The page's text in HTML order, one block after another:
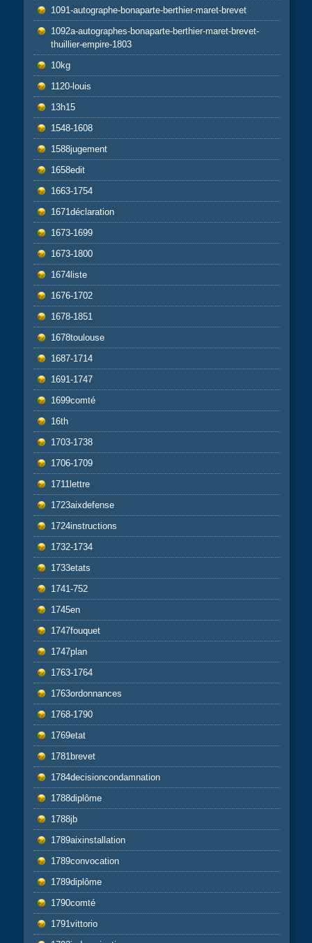
1091-autographe-bonaparte-berthier-maret-brevet
1092a-autographes-bonaparte-berthier-maret-brevet-
thuillier-empire-1803
10kg
1120-louis
13h15
1548-1608
1588jugement
1658edit
1663-1754
1671déclaration
1673-1699
1673-1800
1674liste
1676-1702
1678-1851
1678toulouse
1687-1714
1691-1747
1699comté
16th
1703-1738
1706-1709
1711lettre
1723aixdefense
1724instructions
1732-1734
1733etats
1741-752
1745en
1747fouquet
1747plan
1763-1764
1763ordonnances
1768-1790
1769etat
1781brevet
1784decisioncondamnation
1788diplôme
1788jb
1789aixinstallation
1789convocation
1789diplôme
1790comté
1791vittorio